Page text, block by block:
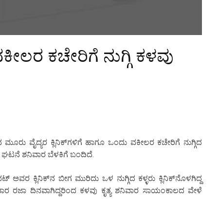
ಕಚೇರಿಗೆ ನುಗ್ಗಿ ಕಳವು
ವೈದ್ಯರ ಕ್ಲಿನಿಕ್‌ಗಳಿಗೆ ಹಾಗೂ ಒಂದು ವಕೀಲರ ಕಚೇರಿಗೆ ನುಗ್ಗಿದ
ಘಟನೆ ಶನಿವಾರ ಬೆಳಕಿಗೆ ಬಂದಿದೆ.
ಕ್ಲಿನಿಕ್‌ನ ಬೀಗ ಮುರಿದು ಒಳ ನುಗ್ಗಿದ ಕಳ್ಳರು ಕ್ಲಿನಿಕ್‌ನೊಳಗಿದ್ದ
ರಜಾ ದಿನವಾಗಿದ್ದರಿಂದ ಕಳವು ಕೃತ್ಯ ಶನಿವಾರ ಸಾಯಂಕಾಲದ ವೇಳೆ